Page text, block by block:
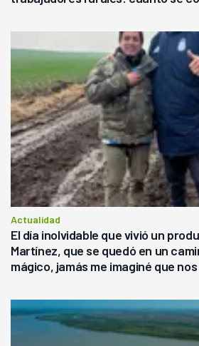
Actualidad
El día inolvidable que vivió un
Martínez, que se quedó en un
mágico, jamás me imaginé que